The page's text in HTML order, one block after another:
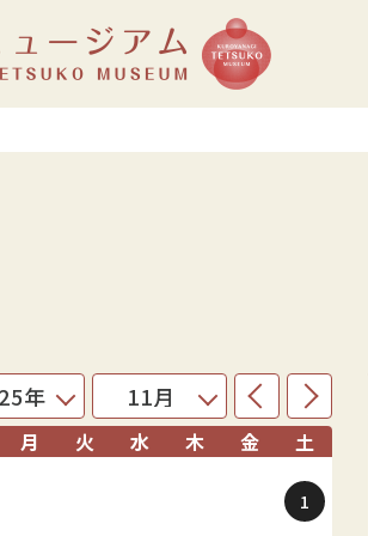
月 火 水 木 金 土
1